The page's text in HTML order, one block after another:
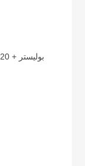
2. 80٪ بوليستر + 20٪ مزيج بولي أميد ، سوبر ماص للماء